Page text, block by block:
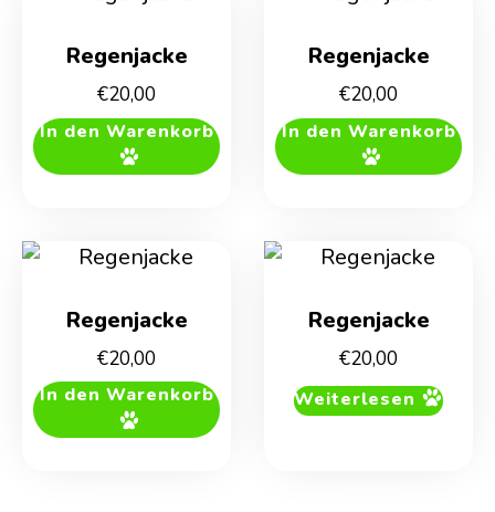
Regenjacke
€20,00
In den Warenkorb
Regenjacke
€20,00
In den Warenkorb
Regenjacke
€20,00
In den Warenkorb
Regenjacke
€20,00
Weiterlesen